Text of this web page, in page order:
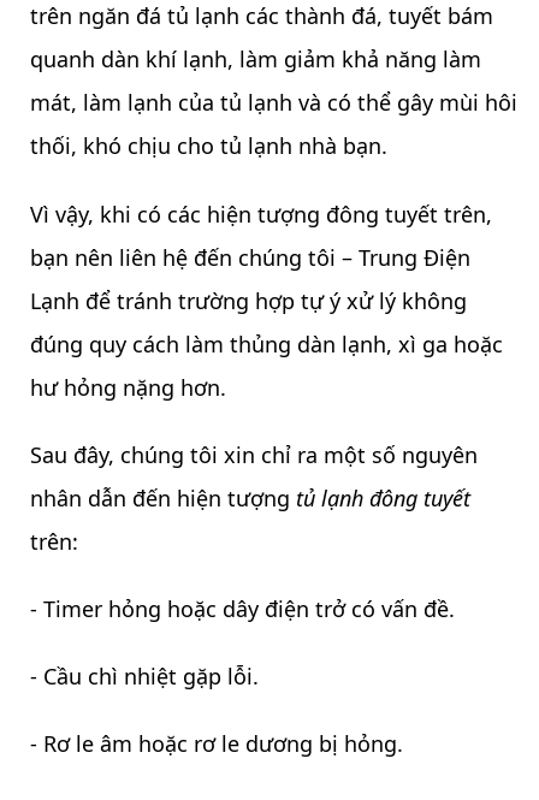
trên ngăn đá tủ lạnh các thành đá, tuyết bám
quanh dàn khí lạnh, làm giảm khả năng làm
mát, làm lạnh của tủ lạnh và có thể gây mùi hôi
thối, khó chịu cho tủ lạnh nhà bạn.
Vì vậy, khi có các hiện tượng đông tuyết trên,
bạn nên liên hệ đến chúng tôi – Trung Điện
Lạnh để tránh trường hợp tự ý xử lý không
đúng quy cách làm thủng dàn lạnh, xì ga hoặc
hư hỏng nặng hơn.
Sau đây, chúng tôi xin chỉ ra một số nguyên
nhân dẫn đến hiện tượng tủ lạnh đông tuyết
trên:
- Timer hỏng hoặc dây điện trở có vấn đề.
- Cầu chì nhiệt gặp lỗi.
- Rơ le âm hoặc rơ le dương bị hỏng.